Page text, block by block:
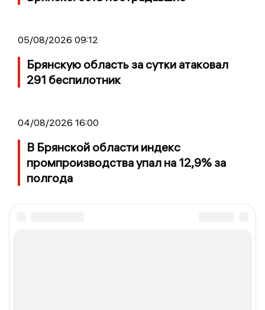
05/08/2026 09:12
Брянскую область за сутки атаковал
291 беспилотник
04/08/2026 16:00
В Брянской области индекс
промпроизводства упал на 12,9% за
полгода